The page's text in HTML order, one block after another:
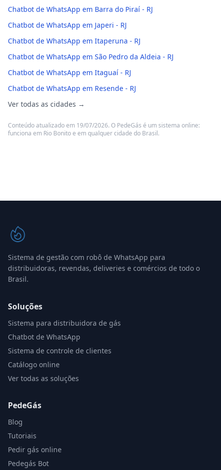
Chatbot de WhatsApp em Barra do Piraí - RJ
Chatbot de WhatsApp em Japeri - RJ
Chatbot de WhatsApp em Itaperuna - RJ
Chatbot de WhatsApp em São Pedro da Aldeia - RJ
Chatbot de WhatsApp em Itaguaí - RJ
Chatbot de WhatsApp em Resende - RJ
Ver todas as cidades →
Conteúdo atualizado em 19/07/2026. O PedeGás é um sistema online:
funciona em Rio Bonito e em qualquer cidade do Brasil.
Sistema de gestão com robô de WhatsApp para
distribuidoras, revendas, deliveries e comércios de todo o
Brasil.
Soluções
Sistema para distribuidora de gás
Chatbot de WhatsApp
Sistema de controle de clientes
Catálogo online
Ver todas as soluções
PedeGás
Blog
Tutoriais
Pedir gás online
Pedegás Bot